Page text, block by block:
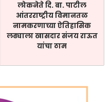
लोकनेते दि. बा. पाटील
आंतरराष्ट्रीय विमानतळ
नामकरणाच्या ऐतिहासिक
लढ्याला खासदार संजय राऊत
यांचा ठाम